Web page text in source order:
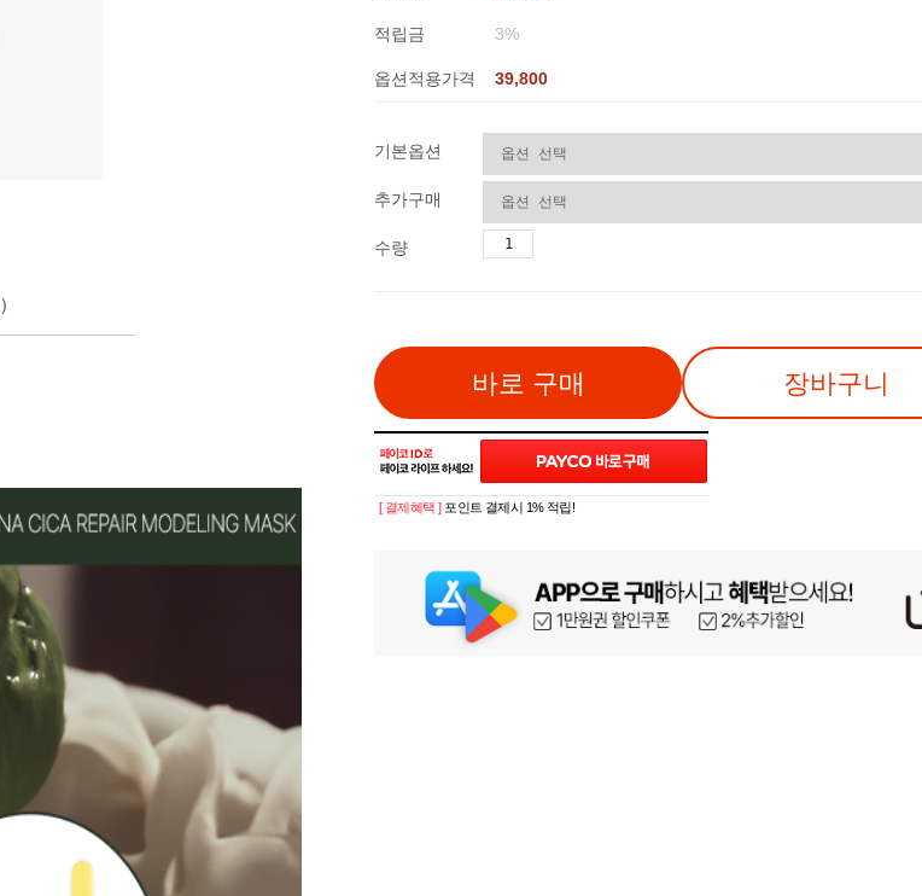
적립금 3%
옵션적용가격 39,800
기본옵션
추가구매
수량
바로 구매 장바구니
[ 결제혜택 ] 포인트 결제시 1% 적립!
)